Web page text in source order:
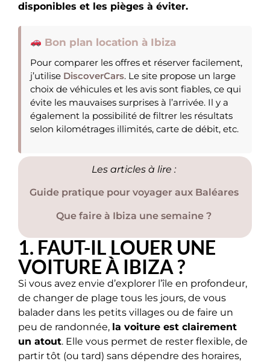
disponibles et les pièges à éviter.
Bon plan location à Ibiza
Pour comparer les offres et réserver facilement,
j’utilise DiscoverCars. Le site propose un large
choix de véhicules et les avis sont fiables, ce qui
évite les mauvaises surprises à l’arrivée. Il y a
également la possibilité de filtrer les résultats
selon kilométrages illimités, carte de débit, etc.
Les articles à lire :
Guide pratique pour voyager aux Baléares
Que faire à Ibiza une semaine ?
1. FAUT-IL LOUER UNE
VOITURE À IBIZA ?
Si vous avez envie d’explorer l’île en profondeur,
de changer de plage tous les jours, de vous
balader dans les petits villages ou de faire un
peu de randonnée, la voiture est clairement
un atout. Elle vous permet de rester flexible, de
partir tôt (ou tard) sans dépendre des horaires,